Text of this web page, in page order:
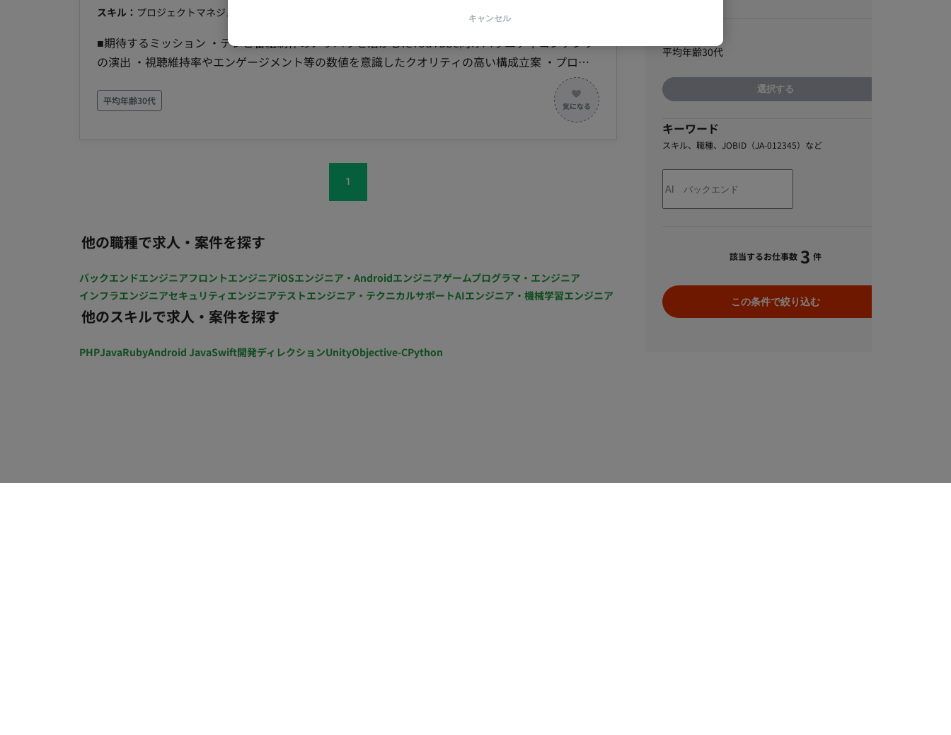
準的な例：週3日リモートワーク、週2日出社） 転籍・出向：なし 勤務地(雇入直後)：本社（東京都
09:00〜18:00（コアタイム10:00〜15:00のフルフレックスタイム制度あり、総労働時間：1ヶ月あ
たり160時間） 時間外労働：有 年収： ■賃金形態：月給制(派遣期間時は時給制) ■派遣期間時時
給：3,125円〜4,500円 ■月額：50万円～75万円 ■年収：600万円～900万円 ※キャリア・スキル・
希望を考慮の上決定 ※20時間固定残業代（66,500円～99,000円）含む（年俸660万円未満の場合）
※20時間超過分は別途支給（年俸660万円未満の場合。年俸660万円以上の場合は管理監督者手当
（健康保険、厚生年金、雇用保険、労災保険） 受動喫煙対策：あり 福利厚生・待遇： ・確定拠出
年金制度 ・インフルエンザ予防接種補助 ・結婚お祝い金 ・65歳定年制
スキル： プロジェクトマネジメント, 動画制作 週3日
■期待するミッション ・テレビ番組制作のノウハウを活かしたYouTube向けバラエティコンテンツ
の演出 ・視聴維持率やエンゲージメント等の数値を意識したクオリティの高い構成立案 ・プロジ
ルの企画構成案の作成およびリサーチ業務 ・都内近郊の撮影現場におけるディレクションおよび進
行管理 ・外部エディターへの編集指示出しおよびクオリティチェック ・立ち上げフェーズにおけ
平均年齢30代
1
他の職種で求人・案件を探す
バックエンドエンジニアフロントエンジニアiOSエンジニア・Androidエンジニアゲームプログラマ・エンジニア
インフラエンジニアセキュリティエンジニアテストエンジニア・テクニカルサポートAIエンジニア・機械学習エンジニア
他のスキルで求人・案件を探す
PHPJavaRubyAndroid JavaSwift開発ディレクションUnityObjective-CPython
キャンセル
平均年齢30代
選択する
キーワード
スキル、職種、JOBID（JA-012345）など
該当するお仕事数 3 件
この条件で絞り込む